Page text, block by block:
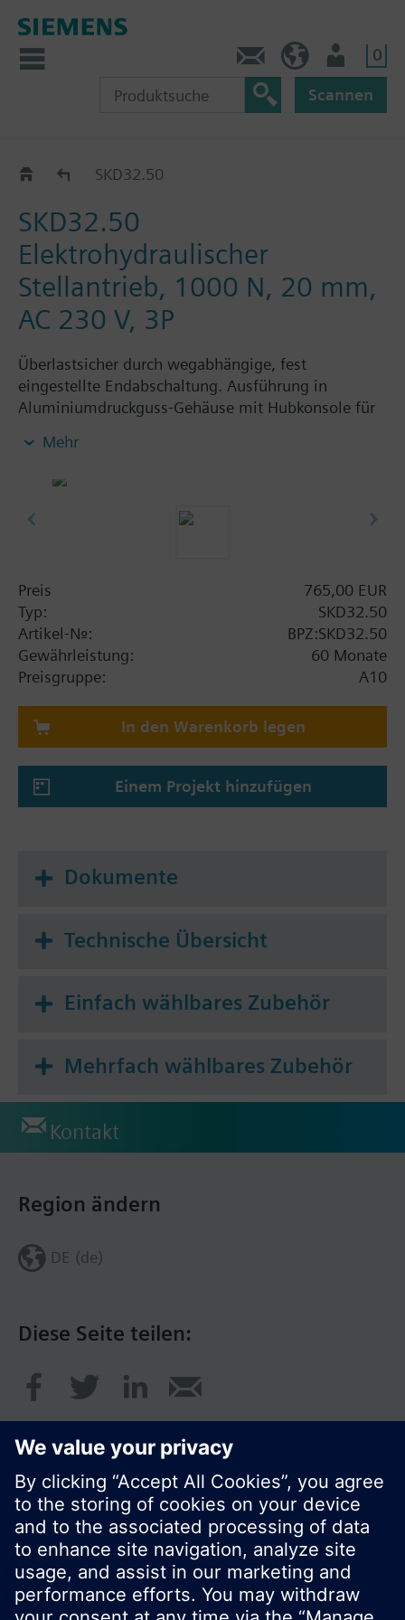
0
Scannen
SKD32../SKD82..
SKD32.50
SKD32.50
Elektrohydraulischer
Stellantrieb, 1000 N, 20 mm,
AC 230 V, 3P
Überlastsicher durch wegabhängige, fest
eingestellte Endabschaltung. Ausführung in
Aluminiumdruckguss-Gehäuse mit Hubkonsole für
Hilfsschalter oder ein Potentiometer. Mit
Zusatzinformation
Mehr
Preis
765,00 EUR
Typ:
SKD32.50
Artikel-Nr.:
BPZ:SKD32.50
Gewährleistung:
60 Monate
Preisgruppe:
A10
In den Warenkorb legen
Einem Projekt hinzufügen
Dokumente
Technische Übersicht
Einfach wählbares Zubehör
Mehrfach wählbares Zubehör
Kontakt
Diese Seite teilen:
Region ändern
DE (de)
© Siemens Schweiz AG 2020
Preise: unverbindliche Preisempfehlung ohne